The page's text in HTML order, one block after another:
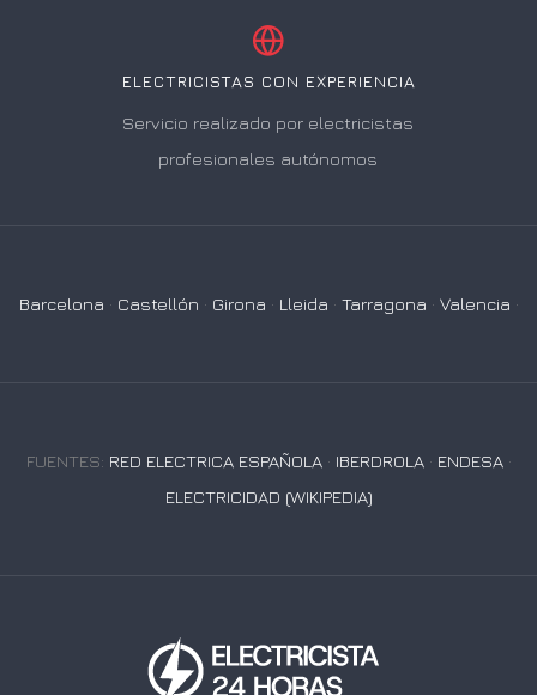
ELECTRICISTAS CON EXPERIENCIA
Servicio realizado por electricistas
profesionales autónomos
Barcelona · Castellón · Girona · Lleida · Tarragona · Valencia ·
FUENTES: RED ELECTRICA ESPAÑOLA· IBERDROLA· ENDESA·
ELECTRICIDAD (WIKIPEDIA)